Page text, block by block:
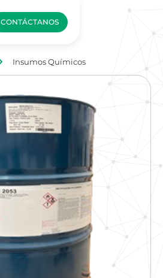
CONTÁCTANOS
Insumos Químicos